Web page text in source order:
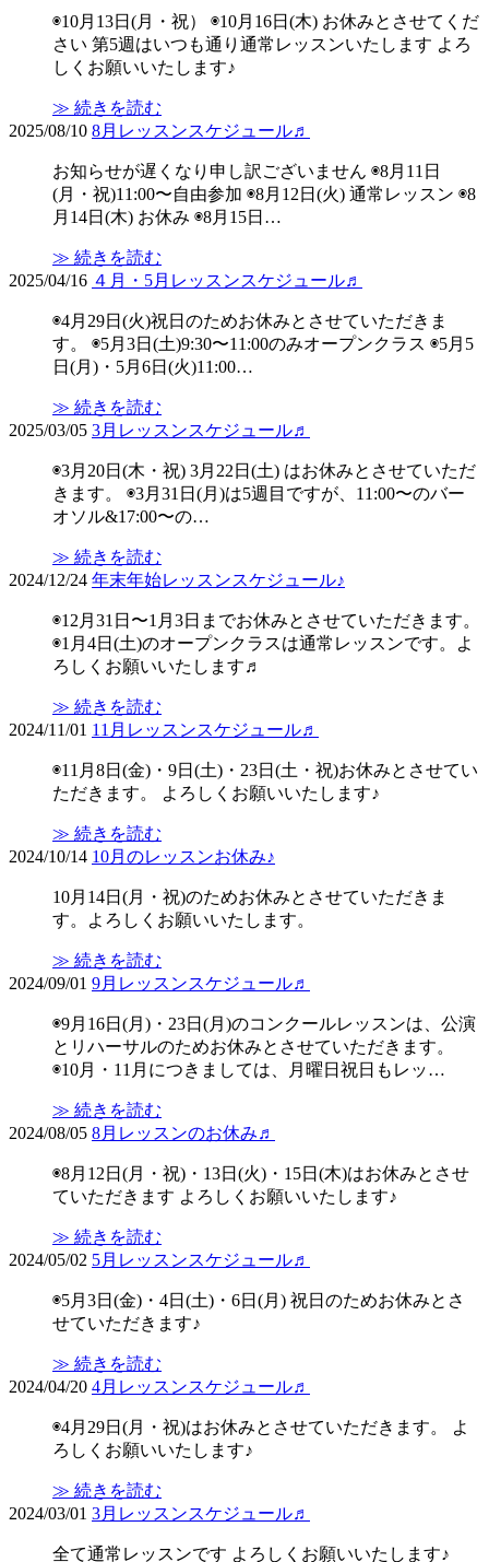
◉10月13日(月・祝） ◉10月16日(木) お休みとさせてくだ
さい 第5週はいつも通り通常レッスンいたします よろ
しくお願いいたします♪
≫ 続きを読む
2025/08/10 8月レッスンスケジュール♬
お知らせが遅くなり申し訳ございません ◉8月11日
(月・祝)11:00〜自由参加 ◉8月12日(火) 通常レッスン ◉8
月14日(木) お休み ◉8月15日…
≫ 続きを読む
2025/04/16 ４月・5月レッスンスケジュール♬
◉4月29日(火)祝日のためお休みとさせていただきま
す。 ◉5月3日(土)9:30〜11:00のみオープンクラス ◉5月5
日(月)・5月6日(火)11:00…
≫ 続きを読む
2025/03/05 3月レッスンスケジュール♬
◉3月20日(木・祝) 3月22日(土) はお休みとさせていただ
きます。 ◉3月31日(月)は5週目ですが、11:00〜のバー
オソル&17:00〜の…
≫ 続きを読む
2024/12/24 年末年始レッスンスケジュール♪
◉12月31日〜1月3日までお休みとさせていただきます。
◉1月4日(土)のオープンクラスは通常レッスンです。よ
ろしくお願いいたします♬
≫ 続きを読む
2024/11/01 11月レッスンスケジュール♬
◉11月8日(金)・9日(土)・23日(土・祝)お休みとさせてい
ただきます。 よろしくお願いいたします♪
≫ 続きを読む
2024/10/14 10月のレッスンお休み♪
10月14日(月・祝)のためお休みとさせていただきま
す。よろしくお願いいたします。
≫ 続きを読む
2024/09/01 9月レッスンスケジュール♬
◉9月16日(月)・23日(月)のコンクールレッスンは、公演
とリハーサルのためお休みとさせていただきます。
◉10月・11月につきましては、月曜日祝日もレッ…
≫ 続きを読む
2024/08/05 8月レッスンのお休み♬
◉8月12日(月・祝)・13日(火)・15日(木)はお休みとさせ
ていただきます よろしくお願いいたします♪
≫ 続きを読む
2024/05/02 5月レッスンスケジュール♬
◉5月3日(金)・4日(土)・6日(月) 祝日のためお休みとさ
せていただきます♪
≫ 続きを読む
2024/04/20 4月レッスンスケジュール♬
◉4月29日(月・祝)はお休みとさせていただきます。 よ
ろしくお願いいたします♪
≫ 続きを読む
2024/03/01 3月レッスンスケジュール♬
全て通常レッスンです よろしくお願いいたします♪